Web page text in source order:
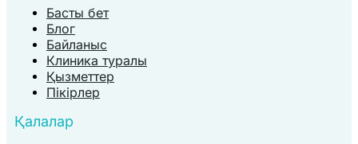
Басты бет
Блог
Байланыс
Клиника туралы
Қызметтер
Пікірлер
Қалалар